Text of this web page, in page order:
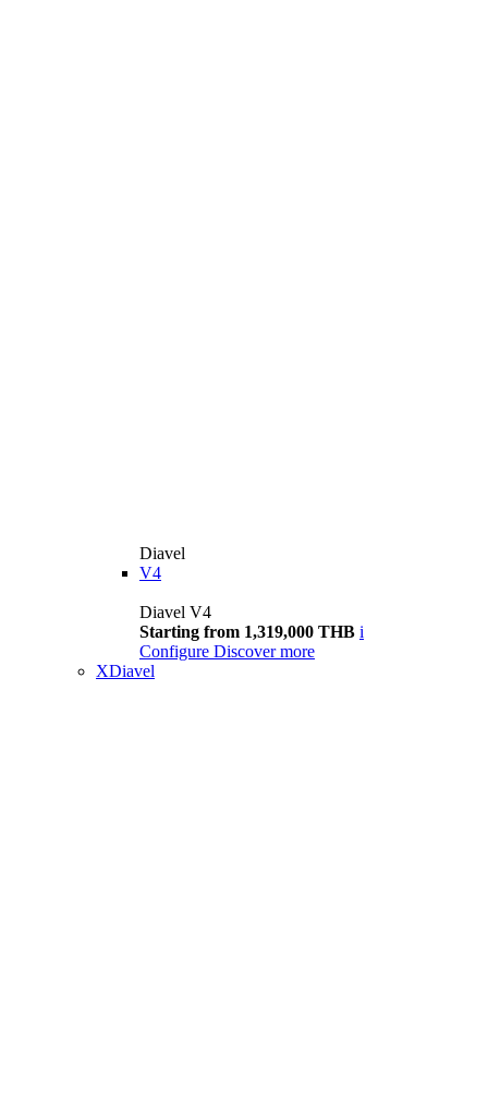
Diavel
V4
Diavel V4
Starting from 1,319,000 THB i
Configure Discover more
XDiavel